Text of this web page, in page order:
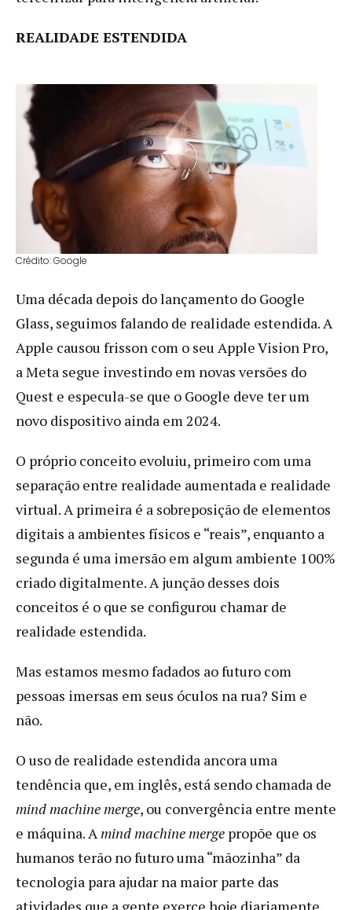
REALIDADE ESTENDIDA
Crédito: Google
Uma década depois do lançamento do Google
Glass, seguimos falando de realidade estendida. A
Apple causou frisson com o seu Apple Vision Pro,
a Meta segue investindo em novas versões do
Quest e especula-se que o Google deve ter um
novo dispositivo ainda em 2024.
O próprio conceito evoluiu, primeiro com uma
separação entre realidade aumentada e realidade
virtual. A primeira é a sobreposição de elementos
digitais a ambientes físicos e “reais”, enquanto a
segunda é uma imersão em algum ambiente 100%
criado digitalmente. A junção desses dois
conceitos é o que se configurou chamar de
realidade estendida.
Mas estamos mesmo fadados ao futuro com
pessoas imersas em seus óculos na rua? Sim e
não.
O uso de realidade estendida ancora uma
tendência que, em inglês, está sendo chamada de
mind machine merge, ou convergência entre mente
e máquina. Amind machine merge propõe que os
humanos terão no futuro uma “mãozinha” da
tecnologia para ajudar na maior parte das
atividades que a gente exerce hoje diariamente.